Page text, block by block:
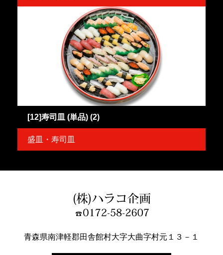
[12]寿司皿 (単品) (2)
盛皿・寿司皿
青森県南津軽郡田舎館村大字大曲字村元１３－１